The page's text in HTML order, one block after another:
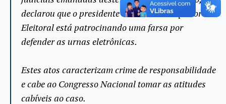
declarou que o presidente do Tribunal Superior
Eleitoral está patrocinando uma farsa por
defender as urnas eletrônicas.
Estes atos caracterizam crime de responsabilidade
e cabe ao Congresso Nacional tomar as atitudes
cabíveis ao caso.